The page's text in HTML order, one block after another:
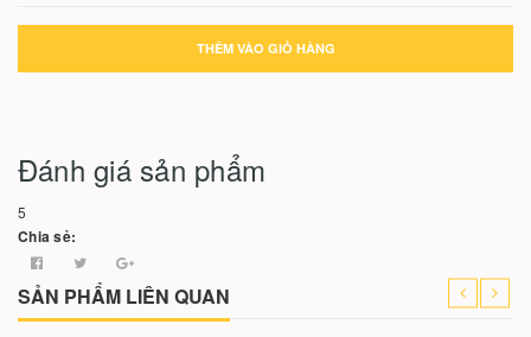
THÊM VÀO GIỎ HÀNG
Đánh giá sản phẩm
5
Chia sẻ:
SẢN PHẨM LIÊN QUAN